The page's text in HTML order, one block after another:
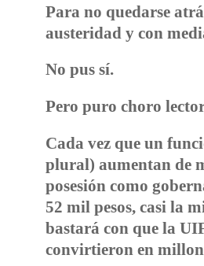
Para no quedarse
austeridad y con
No pus sí.
Pero puro choro
Cada vez que un
plural) aumentan de
posesión como
52 mil pesos, casi la
bastará con que la
convirtieron en